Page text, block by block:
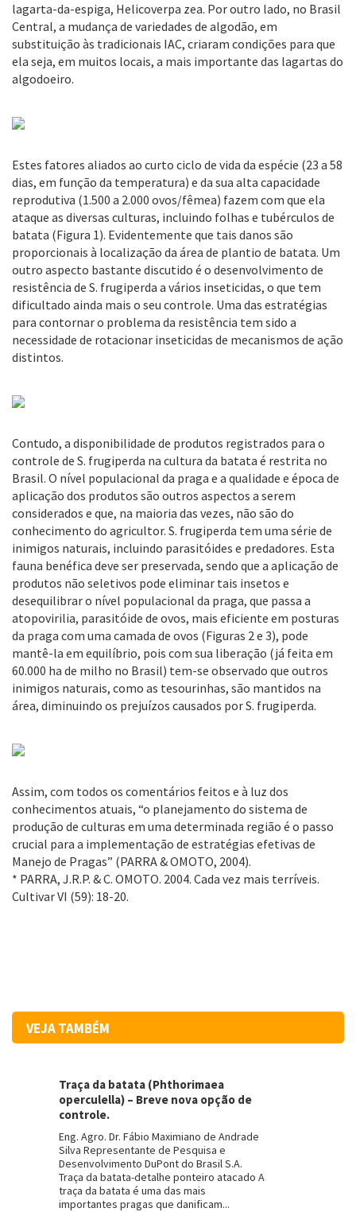
lagarta-da-espiga, Helicoverpa zea. Por outro lado, no Brasil
Central, a mudança de variedades de algodão, em
substituição às tradicionais IAC, criaram condições para que
ela seja, em muitos locais, a mais importante das lagartas do
algodoeiro.
Estes fatores aliados ao curto ciclo de vida da espécie (23 a 58
dias, em função da temperatura) e da sua alta capacidade
reprodutiva (1.500 a 2.000 ovos/fêmea) fazem com que ela
ataque as diversas culturas, incluindo folhas e tubérculos de
batata (Figura 1). Evidentemente que tais danos são
proporcionais à localização da área de plantio de batata. Um
outro aspecto bastante discutido é o desenvolvimento de
resistência de S. frugiperda a vários inseticidas, o que tem
dificultado ainda mais o seu controle. Uma das estratégias
para contornar o problema da resistência tem sido a
necessidade de rotacionar inseticidas de mecanismos de ação
distintos.
Contudo, a disponibilidade de produtos registrados para o
controle de S. frugiperda na cultura da batata é restrita no
Brasil. O nível populacional da praga e a qualidade e época de
aplicação dos produtos são outros aspectos a serem
considerados e que, na maioria das vezes, não são do
conhecimento do agricultor. S. frugiperda tem uma série de
inimigos naturais, incluindo parasitóides e predadores. Esta
fauna benéfica deve ser preservada, sendo que a aplicação de
produtos não seletivos pode eliminar tais insetos e
desequilibrar o nível populacional da praga, que passa a
atopovirilia, parasitóide de ovos, mais eficiente em posturas
da praga com uma camada de ovos (Figuras 2 e 3), pode
mantê-la em equilíbrio, pois com sua liberação (já feita em
60.000 ha de milho no Brasil) tem-se observado que outros
inimigos naturais, como as tesourinhas, são mantidos na
área, diminuindo os prejuízos causados por S. frugiperda.
Assim, com todos os comentários feitos e à luz dos
conhecimentos atuais, “o planejamento do sistema de
produção de culturas em uma determinada região é o passo
crucial para a implementação de estratégias efetivas de
Manejo de Pragas” (PARRA & OMOTO, 2004).
* PARRA, J.R.P. & C. OMOTO. 2004. Cada vez mais terríveis.
Cultivar VI (59): 18-20.
VEJA TAMBÉM
Traça da batata (Phthorimaea
operculella) – Breve nova opção de
controle.
Eng. Agro. Dr. Fábio Maximiano de Andrade
Silva Representante de Pesquisa e
Desenvolvimento DuPont do Brasil S.A.
Traça da batata-detalhe ponteiro atacado A
traça da batata é uma das mais
importantes pragas que danificam...